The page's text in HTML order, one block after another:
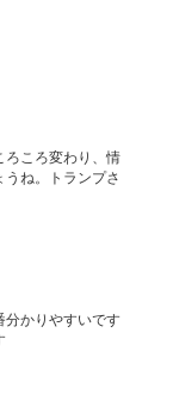
ろころ変わり、情
ね。トランプさ
分かりやすいです